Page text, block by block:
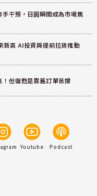
干預，日圓瞬間成為市場焦
高 AI投資與提前拉貨推動
但復甦是靠舊訂單苦撐
Youtube Podcast